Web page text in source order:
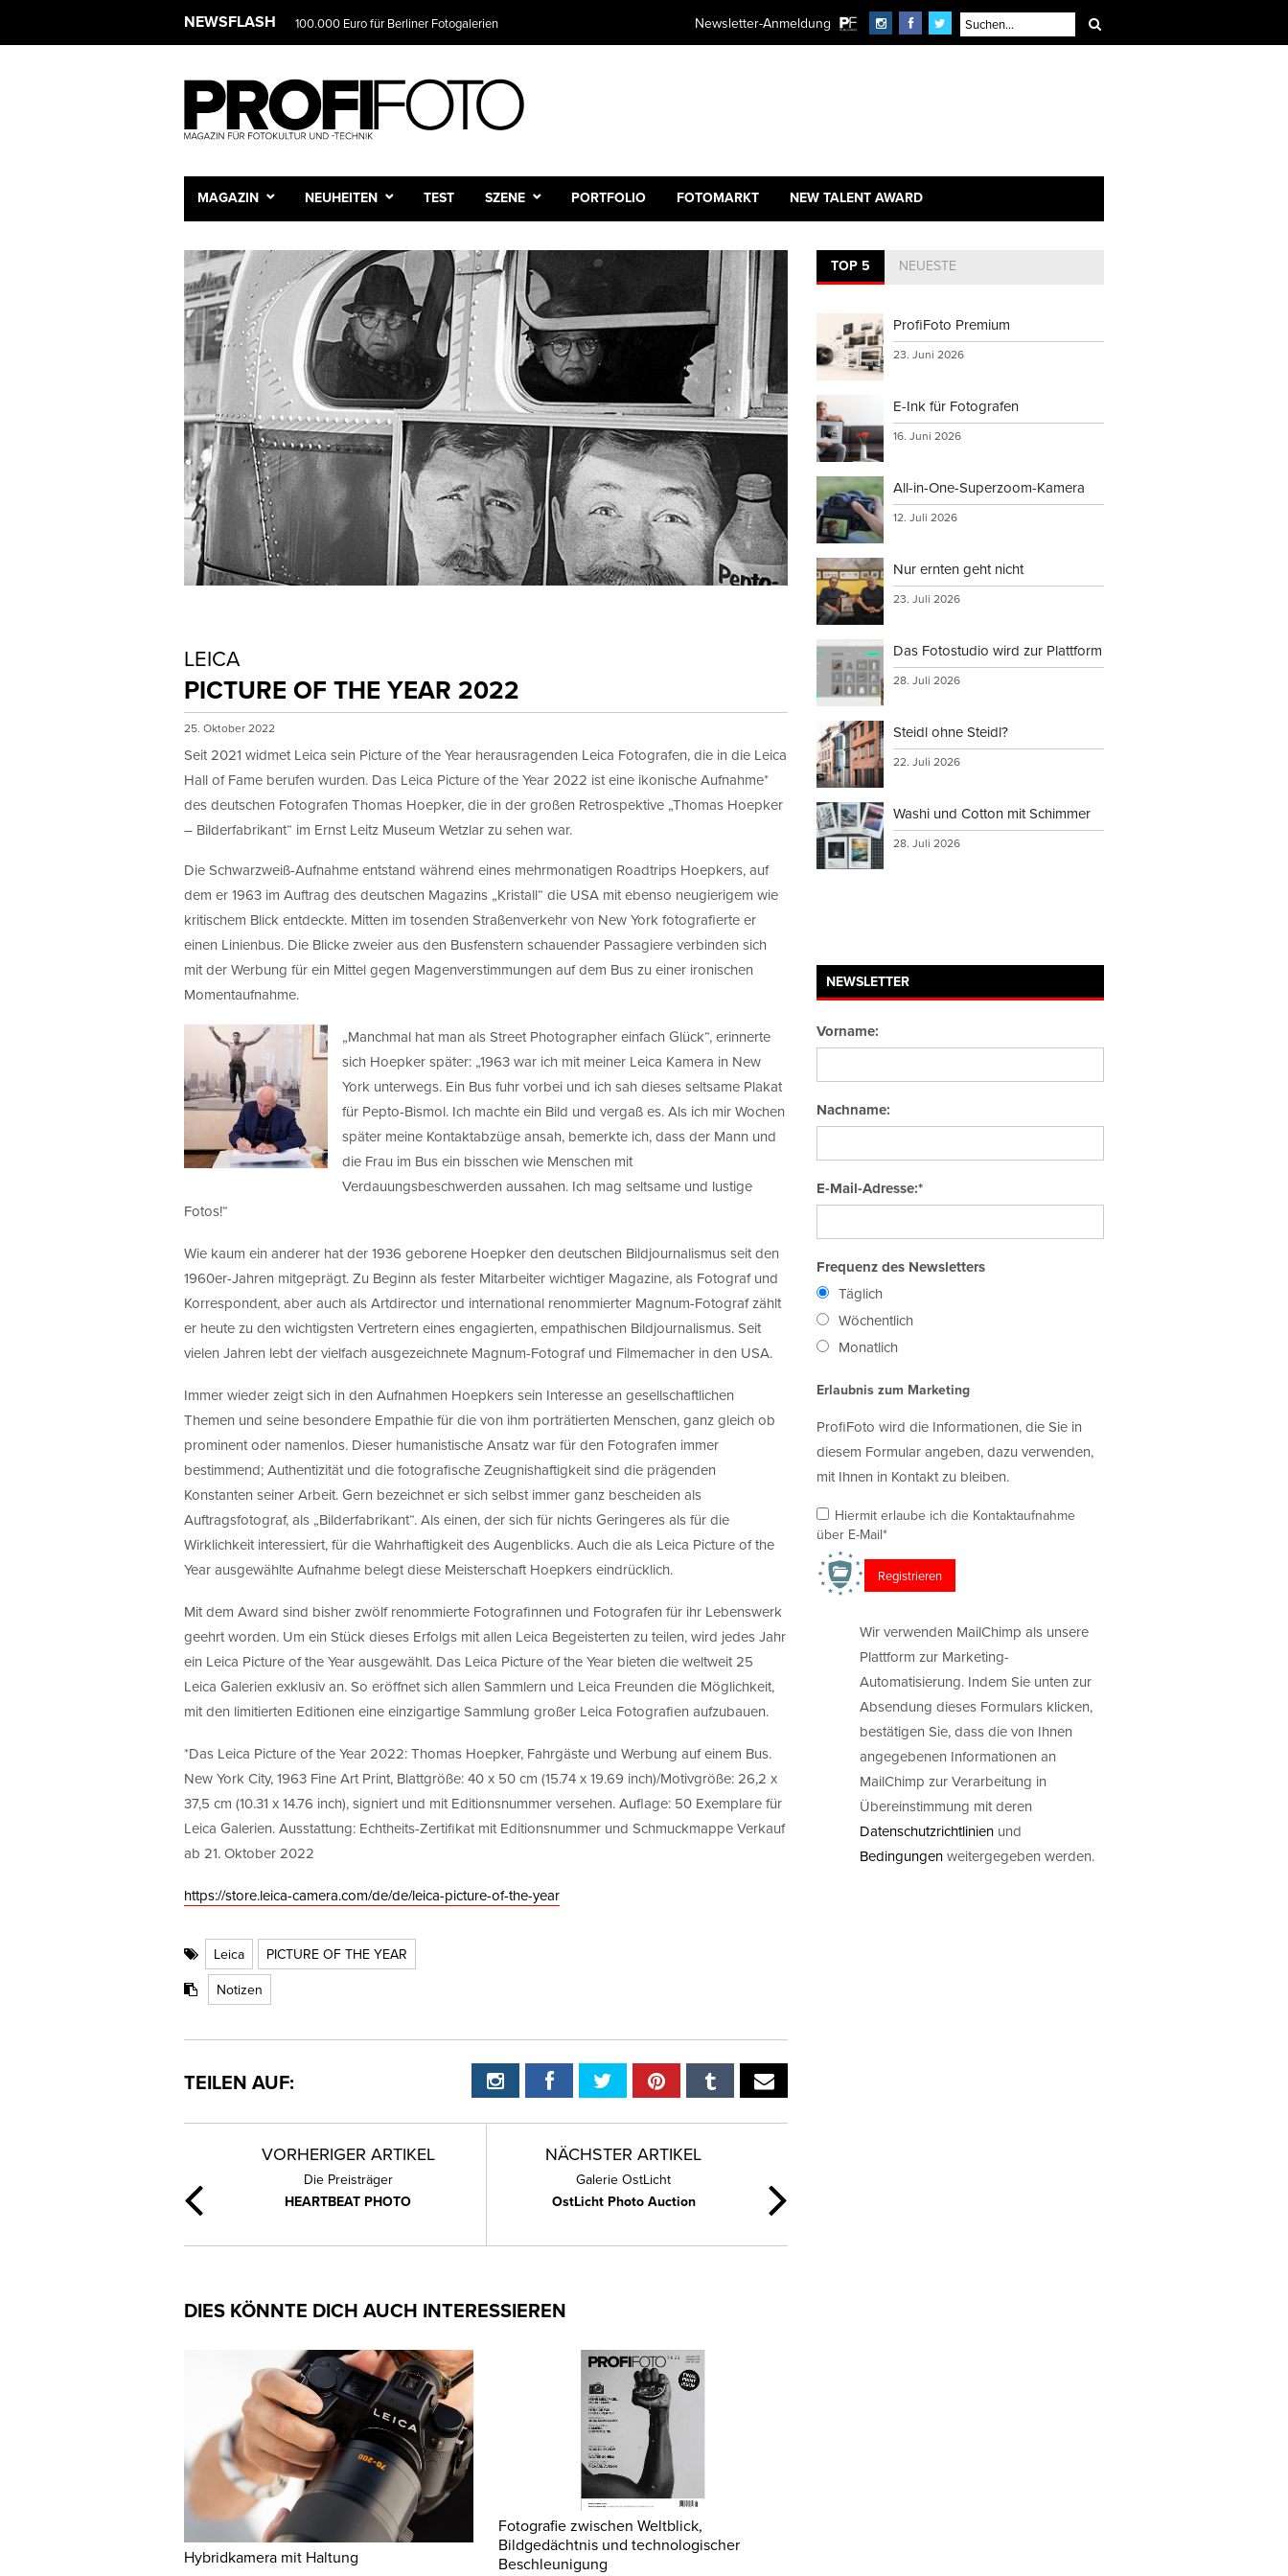
NEWSFLASH 100.000 Euro für Berliner Fotogalerien Newsletter-Anmeldung
MAGAZIN NEUHEITEN TEST SZENE PORTFOLIO FOTOMARKT NEW TALENT AWARD
LEICA
PICTURE OF THE YEAR 2022
25. Oktober 2022
Seit 2021 widmet Leica sein Picture of the Year herausragenden Leica Fotografen, die in die Leica
Hall of Fame berufen wurden. Das Leica Picture of the Year 2022 ist eine ikonische Aufnahme*
des deutschen Fotografen Thomas Hoepker, die in der großen Retrospektive „Thomas Hoepker
– Bilderfabrikant“ im Ernst Leitz Museum Wetzlar zu sehen war.
Die Schwarzweiß-Aufnahme entstand während eines mehrmonatigen Roadtrips Hoepkers, auf
dem er 1963 im Auftrag des deutschen Magazins „Kristall“ die USA mit ebenso neugierigem wie
kritischem Blick entdeckte. Mitten im tosenden Straßenverkehr von New York fotografierte er
einen Linienbus. Die Blicke zweier aus den Busfenstern schauender Passagiere verbinden sich
mit der Werbung für ein Mittel gegen Magenverstimmungen auf dem Bus zu einer ironischen
Momentaufnahme.
„Manchmal hat man als Street Photographer einfach Glück“, erinnerte
sich Hoepker später: „1963 war ich mit meiner Leica Kamera in New
York unterwegs. Ein Bus fuhr vorbei und ich sah dieses seltsame Plakat
für Pepto-Bismol. Ich machte ein Bild und vergaß es. Als ich mir Wochen
später meine Kontaktabzüge ansah, bemerkte ich, dass der Mann und
die Frau im Bus ein bisschen wie Menschen mit
Verdauungsbeschwerden aussahen. Ich mag seltsame und lustige
Fotos!“
Wie kaum ein anderer hat der 1936 geborene Hoepker den deutschen Bildjournalismus seit den
1960er-Jahren mitgeprägt. Zu Beginn als fester Mitarbeiter wichtiger Magazine, als Fotograf und
Korrespondent, aber auch als Artdirector und international renommierter Magnum-Fotograf zählt
er heute zu den wichtigsten Vertretern eines engagierten, empathischen Bildjournalismus. Seit
vielen Jahren lebt der vielfach ausgezeichnete Magnum-Fotograf und Filmemacher in den USA.
Immer wieder zeigt sich in den Aufnahmen Hoepkers sein Interesse an gesellschaftlichen
Themen und seine besondere Empathie für die von ihm porträtierten Menschen, ganz gleich ob
prominent oder namenlos. Dieser humanistische Ansatz war für den Fotografen immer
bestimmend; Authentizität und die fotografische Zeugnishaftigkeit sind die prägenden
Konstanten seiner Arbeit. Gern bezeichnet er sich selbst immer ganz bescheiden als
Auftragsfotograf, als „Bilderfabrikant“. Als einen, der sich für nichts Geringeres als für die
Wirklichkeit interessiert, für die Wahrhaftigkeit des Augenblicks. Auch die als Leica Picture of the
Year ausgewählte Aufnahme belegt diese Meisterschaft Hoepkers eindrücklich.
Mit dem Award sind bisher zwölf renommierte Fotografinnen und Fotografen für ihr Lebenswerk
geehrt worden. Um ein Stück dieses Erfolgs mit allen Leica Begeisterten zu teilen, wird jedes Jahr
ein Leica Picture of the Year ausgewählt. Das Leica Picture of the Year bieten die weltweit 25
Leica Galerien exklusiv an. So eröffnet sich allen Sammlern und Leica Freunden die Möglichkeit,
mit den limitierten Editionen eine einzigartige Sammlung großer Leica Fotografien aufzubauen.
*Das Leica Picture of the Year 2022: Thomas Hoepker, Fahrgäste und Werbung auf einem Bus.
New York City, 1963 Fine Art Print, Blattgröße: 40 x 50 cm (15.74 x 19.69 inch)/Motivgröße: 26,2 x
37,5 cm (10.31 x 14.76 inch), signiert und mit Editionsnummer versehen. Auflage: 50 Exemplare für
Leica Galerien. Ausstattung: Echtheits-Zertifikat mit Editionsnummer und Schmuckmappe Verkauf
ab 21. Oktober 2022
https://store.leica-camera.com/de/de/leica-picture-of-the-year
Leica
PICTURE OF THE YEAR
Notizen
TEILEN AUF:
VORHERIGER ARTIKEL
Die Preisträger
HEARTBEAT PHOTO
NÄCHSTER ARTIKEL
Galerie OstLicht
OstLicht Photo Auction
DIES KÖNNTE DICH AUCH INTERESSIEREN
Hybridkamera mit Haltung
Fotografie zwischen Weltblick,
Bildgedächtnis und technologischer
Beschleunigung
TOP 5 NEUESTE
ProfiFoto Premium
23. Juni 2026
E-Ink für Fotografen
16. Juni 2026
All-in-One-Superzoom-Kamera
12. Juli 2026
Nur ernten geht nicht
23. Juli 2026
Das Fotostudio wird zur Plattform
28. Juli 2026
Steidl ohne Steidl?
22. Juli 2026
Washi und Cotton mit Schimmer
28. Juli 2026
NEWSLETTER
Vorname:
Nachname:
E-Mail-Adresse:*
Frequenz des Newsletters
Täglich
Wöchentlich
Monatlich
Erlaubnis zum Marketing
ProfiFoto wird die Informationen, die Sie in
diesem Formular angeben, dazu verwenden,
mit Ihnen in Kontakt zu bleiben.
Hiermit erlaube ich die Kontaktaufnahme
über E-Mail*
Wir verwenden MailChimp als unsere
Plattform zur Marketing-
Automatisierung. Indem Sie unten zur
Absendung dieses Formulars klicken,
bestätigen Sie, dass die von Ihnen
angegebenen Informationen an
MailChimp zur Verarbeitung in
Übereinstimmung mit deren
Datenschutzrichtlinien und
Bedingungenweitergegeben werden.